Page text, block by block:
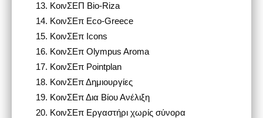
13. ΚοινΣΕΠ Bio-Riza
14. ΚοινΣΕπ Eco-Greece
15. ΚοινΣΕπ Icons
16. ΚοινΣΕπ Olympus Aroma
17. ΚοινΣΕπ Pointplan
18. ΚοινΣΕπ Δημιουργίες
19. ΚοινΣΕπ Δια Βίου Ανέλιξη
20. ΚοινΣΕπ Εργαστήρι χωρίς σύνορα